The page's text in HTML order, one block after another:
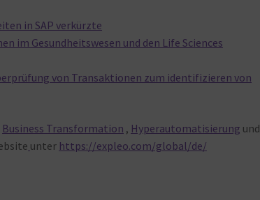
in SAP verkürzte
im Gesundheitswesen und den Life Sciences
von Transaktionen zum identifizieren von
Business Transformation , Hyperautomatisierung und
unter https://expleo.com/global/de/